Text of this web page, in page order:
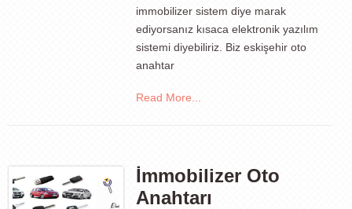
immobilizer sistem diye marak
ediyorsanız kısaca elektronik yazılım
sistemi diyebiliriz. Biz eskişehir oto
anahtar
Read More...
İmmobilizer Oto
Anahtarı